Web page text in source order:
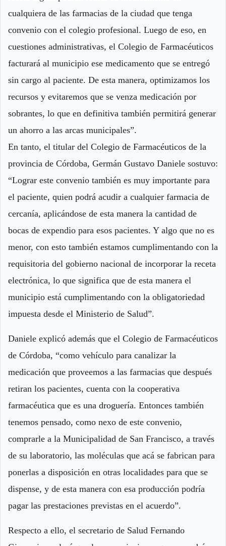
cualquiera de las farmacias de la ciudad que tenga
convenio con el colegio profesional. Luego de eso, en
cuestiones administrativas, el Colegio de Farmacéuticos
facturará al municipio ese medicamento que se entregó
sin cargo al paciente. De esta manera, optimizamos los
recursos y evitaremos que se venza medicación por
sobrantes, lo que en definitiva también permitirá generar
un ahorro a las arcas municipales”.
En tanto, el titular del Colegio de Farmacéuticos de la
provincia de Córdoba, Germán Gustavo Daniele sostuvo:
“Lograr este convenio también es muy importante para
el paciente, quien podrá acudir a cualquier farmacia de
cercanía, aplicándose de esta manera la cantidad de
bocas de expendio para esos pacientes. Y algo que no es
menor, con esto también estamos cumplimentando con la
requisitoria del gobierno nacional de incorporar la receta
electrónica, lo que significa que de esta manera el
municipio está cumplimentando con la obligatoriedad
impuesta desde el Ministerio de Salud”.
Daniele explicó además que el Colegio de Farmacéuticos
de Córdoba, “como vehículo para canalizar la
medicación que proveemos a las farmacias que después
retiran los pacientes, cuenta con la cooperativa
farmacéutica que es una droguería. Entonces también
tenemos pensado, como nexo de este convenio,
comprarle a la Municipalidad de San Francisco, a través
de su laboratorio, las moléculas que acá se fabrican para
ponerlas a disposición en otras localidades para que se
dispense, y de esta manera con esa producción podría
pagar las prestaciones previstas en el acuerdo”.
Respecto a ello, el secretario de Salud Fernando